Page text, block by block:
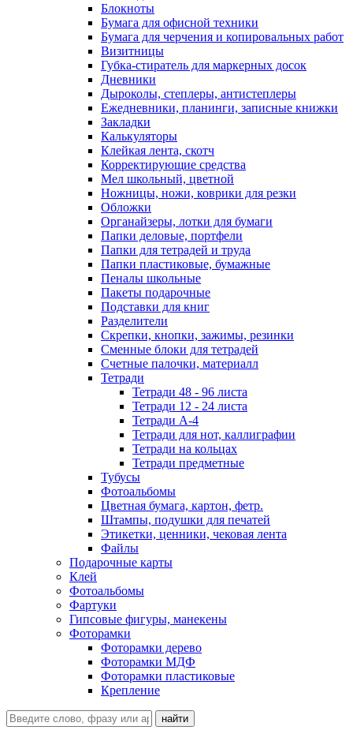
Блокноты
Бумага для офисной техники
Бумага для черчения и копировальных работ
Визитницы
Губка-стиратель для маркерных досок
Дневники
Дыроколы, степлеры, антистеплеры
Ежедневники, планинги, записные книжки
Закладки
Калькуляторы
Клейкая лента, скотч
Корректирующие средства
Мел школьный, цветной
Ножницы, ножи, коврики для резки
Обложки
Органайзеры, лотки для бумаги
Папки деловые, портфели
Папки для тетрадей и труда
Папки пластиковые, бумажные
Пеналы школьные
Пакеты подарочные
Подставки для книг
Разделители
Скрепки, кнопки, зажимы, резинки
Сменные блоки для тетрадей
Счетные палочки, материалл
Тетради
Тетради 48 - 96 листа
Тетради 12 - 24 листа
Тетради А-4
Тетради для нот, каллиграфии
Тетради на кольцах
Тетради предметные
Тубусы
Фотоальбомы
Цветная бумага, картон, фетр.
Штампы, подушки для печатей
Этикетки, ценники, чековая лента
Файлы
Подарочные карты
Клей
Фотоальбомы
Фартуки
Гипсовые фигуры, манекены
Фоторамки
Фоторамки дерево
Фоторамки МДФ
Фоторамки пластиковые
Крепление
найти